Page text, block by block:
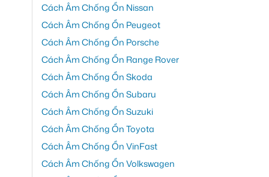
Cách Âm Chống Ồn Nissan
Cách Âm Chống Ồn Peugeot
Cách Âm Chống Ồn Porsche
Cách Âm Chống Ồn Range Rover
Cách Âm Chống Ồn Skoda
Cách Âm Chống Ồn Subaru
Cách Âm Chống Ồn Suzuki
Cách Âm Chống Ồn Toyota
Cách Âm Chống Ồn VinFast
Cách Âm Chống Ồn Volkswagen